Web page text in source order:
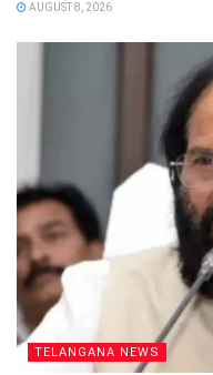
AUGUST 8, 2026
TELANGANA NEWS